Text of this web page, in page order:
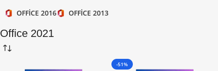
OFFICE 2016
OFFICE 2013
Office 2021
-51%